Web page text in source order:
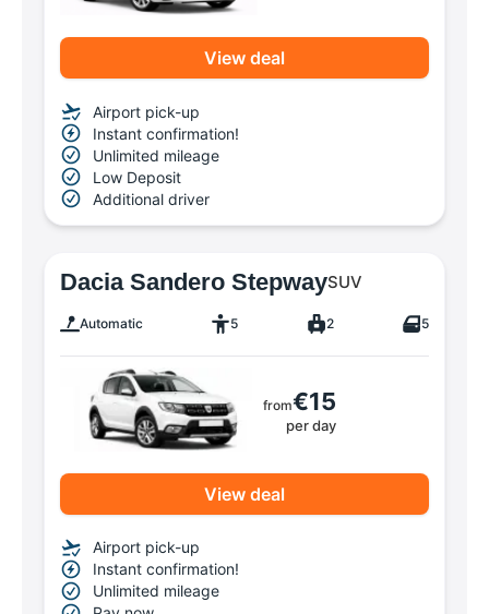
View deal
Airport pick-up
Instant confirmation!
Unlimited mileage
Low Deposit
Additional driver
Dacia Sandero StepwaySUV
Automatic 5 2 5
from€15
per day
View deal
Airport pick-up
Instant confirmation!
Unlimited mileage